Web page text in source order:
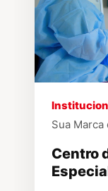
▶
Sua Marca
Centro